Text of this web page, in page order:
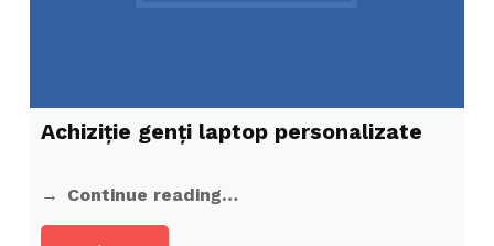
Achiziţie genți laptop personalizate
Continue reading…